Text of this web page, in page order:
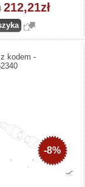
212,21zł
kodem -
-8%